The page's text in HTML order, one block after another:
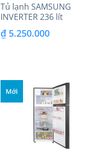
Tủ lạnh SAMSUNG
INVERTER 236 lít
RT22M4032BY/SV
₫5.250.000
Mới